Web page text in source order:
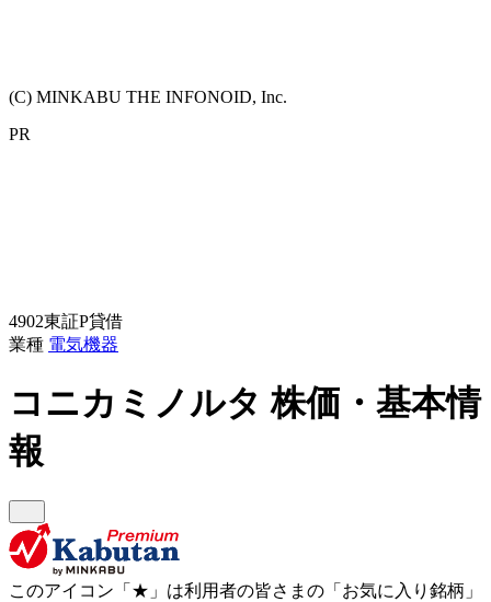
(C) MINKABU THE INFONOID, Inc.
PR
4902東証P貸借
業種 電気機器
コニカミノルタ株価・基本情
報
このアイコン 「★」 は利用者の皆さまの 「お気に入り銘柄」